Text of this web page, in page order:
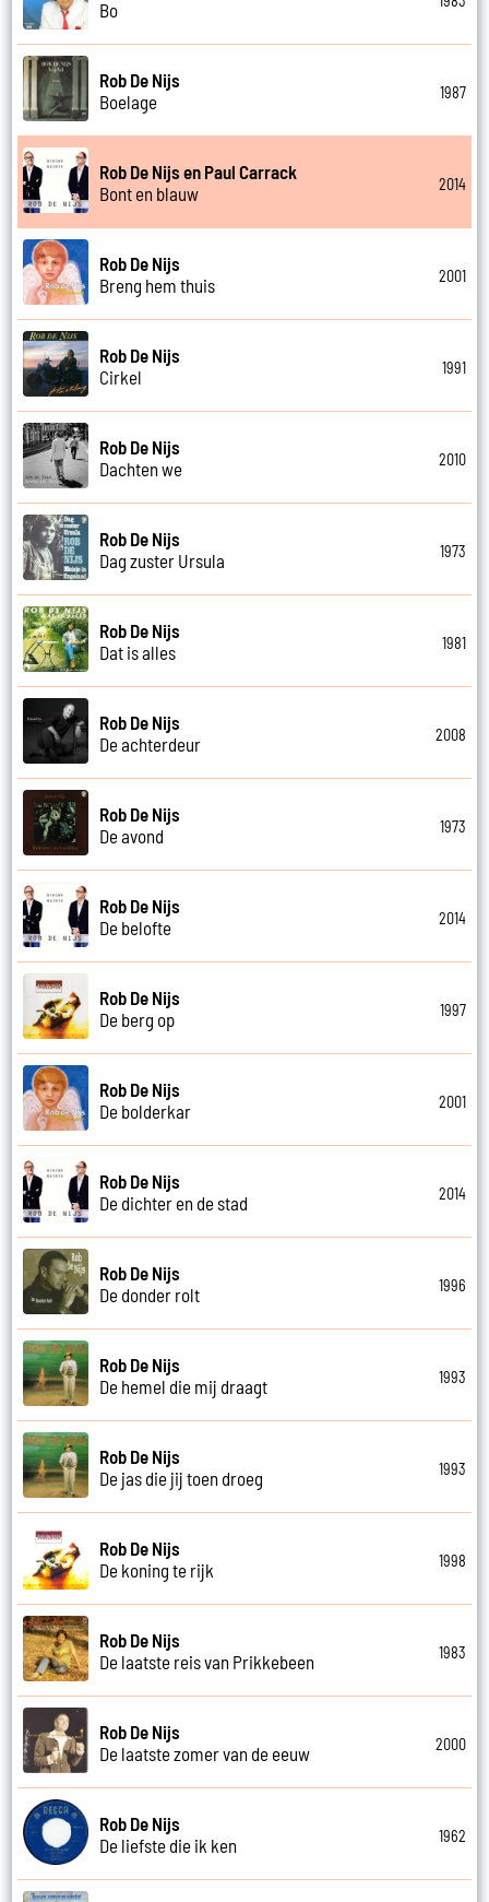
Bo
Rob De Nijs
Boelage
1987
Rob De Nijs en Paul Carrack
Bont en blauw
2014
Rob De Nijs
Breng hem thuis
2001
Rob De Nijs
Cirkel
1991
Rob De Nijs
Dachten we
2010
Rob De Nijs
Dag zuster Ursula
1973
Rob De Nijs
Dat is alles
1981
Rob De Nijs
De achterdeur
2008
Rob De Nijs
De avond
1973
Rob De Nijs
De belofte
2014
Rob De Nijs
De berg op
1997
Rob De Nijs
De bolderkar
2001
Rob De Nijs
De dichter en de stad
2014
Rob De Nijs
De donder rolt
1996
Rob De Nijs
De hemel die mij draagt
1993
Rob De Nijs
De jas die jij toen droeg
1993
Rob De Nijs
De koning te rijk
1998
Rob De Nijs
De laatste reis van Prikkebeen
1983
Rob De Nijs
De laatste zomer van de eeuw
2000
Rob De Nijs
De liefste die ik ken
1962